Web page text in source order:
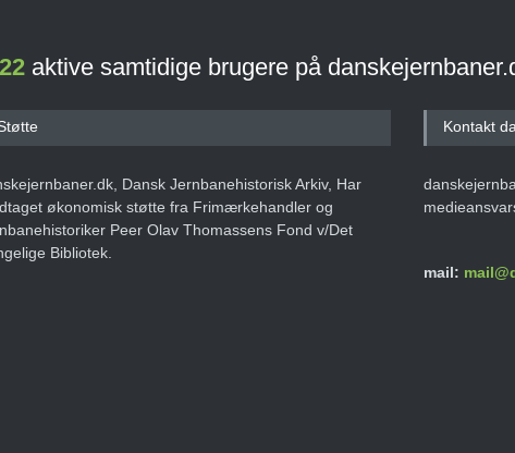
aktive samtidige brugere på
Dansk Jernbanehistorisk Arkiv, Har
økonomisk støtte fra Frimærkehandler og
Peer Olav Thomassens Fond v/Det
Bibliotek.
Kontakt
mail: